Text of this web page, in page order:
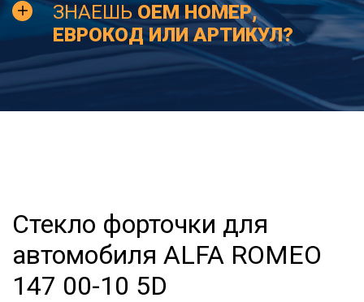
ЗНАЕШЬ OEM НОМЕР,
ЕВРОКОД ИЛИ АРТИКУЛ?
Стекло форточки для
автомобиля ALFA ROMEO
147 00-10 5D